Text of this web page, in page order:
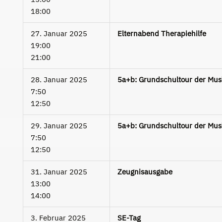
18:00
27. Januar 2025
19:00
21:00
Elternabend Therapiehilfe
28. Januar 2025
7:50
12:50
5a+b: Grundschultour der
29. Januar 2025
7:50
12:50
5a+b: Grundschultour der
31. Januar 2025
13:00
14:00
Zeugnisausgabe
3. Februar 2025 SE-Tag